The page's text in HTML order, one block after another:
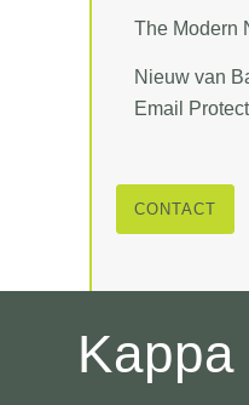
The Modern
Nieuw van
Email
CONTACT